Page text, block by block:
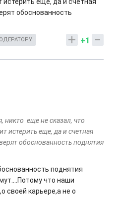
еще, да и счетная
обоснованность
+1
никто еще не сказал, что
истерить еще, да и счетная
обоснованность поднятия
поднятия
что наши
своей карьере,а не о